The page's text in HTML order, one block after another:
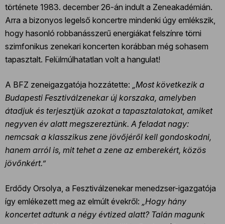
története 1983. december 26-án indult a Zeneakadémián.
Arra a bizonyos legelső koncertre mindenki úgy emlékszik,
hogy hasonló robbanásszerű energiákat felszínre törni
szimfonikus zenekari koncerten korábban még sohasem
tapasztalt. Felülmúlhatatlan volt a hangulat!
A BFZ zeneigazgatója hozzátette:
„Most következik a
Budapesti Fesztiválzenekar új korszaka, amelyben
átadjuk és terjesztjük azokat a tapasztalatokat, amiket
negyven év alatt megszereztünk. A feladat nagy:
nemcsak a klasszikus zene jövőjéről kell gondoskodni,
hanem arról is, mit tehet a zene az emberekért, közös
jövőnkért.”
Erdődy Orsolya, a Fesztiválzenekar menedzser-igazgatója
így emlékezett meg az elmúlt évekről:
„Hogy hány
koncertet adtunk a négy évtized alatt? Talán magunk